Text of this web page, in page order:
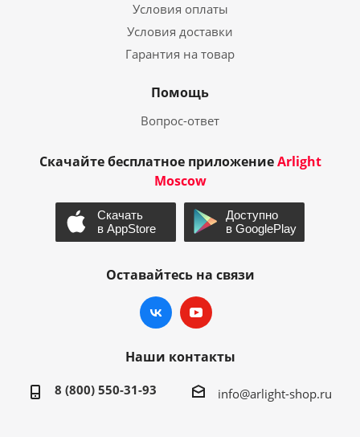
Условия оплаты
Условия доставки
Гарантия на товар
Помощь
Вопрос-ответ
Скачайте бесплатное приложениеArlight
Moscow
Оставайтесь на связи
Наши контакты
8 (800) 550-31-93 info@arlight-shop.ru